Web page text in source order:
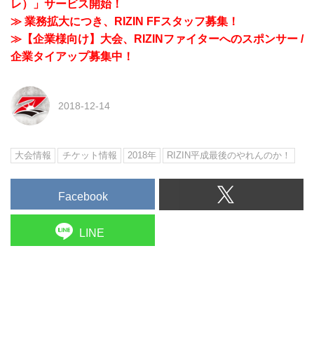
レ）」サービス開始！
≫ 業務拡大につき、RIZIN FFスタッフ募集！
≫【企業様向け】大会、RIZINファイターへのスポンサー /
企業タイアップ募集中！
2018-12-14
大会情報 チケット情報 2018年 RIZIN平成最後のやれんのか！
Facebook
LINE